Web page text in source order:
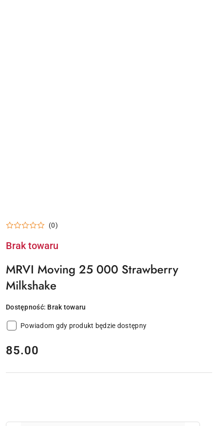
(0)
Brak towaru
MRVI Moving 25 000 Strawberry
Milkshake
Dostępność: Brak towaru
Powiadom gdy produkt będzie dostępny
cena:
85.00